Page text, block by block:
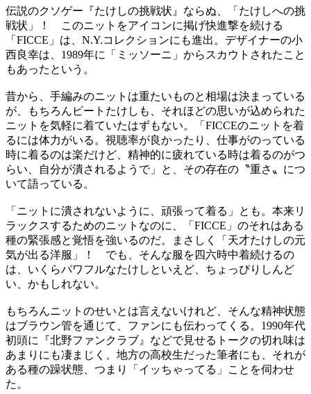
伝説のクソゲー『たけしの挑戦状』ならぬ、「たけしへの挑
戦状」！ このニットをアイコンに掲げ快進撃を続ける
「FICCE」は、N.Y.コレクションにも進出。デザイナーの小
西良幸は、1989年に「ミッソーニ」からスカウトされたこと
もあったという。
昔から、手編みのニットは重たいものと相場は決まっている
が、もちろんビートたけしも、それほどの思いが込められた
ニットを気軽に着ていたはずもない。「FICCEのニットを着
るには体力がいる。視聴率が良かったり、仕事がのっている
時に着るのは楽だけど、精神的に疲れている時は着るのがつ
らい、自分が潰されるようで」と、その存在の〝重さ〟につ
いて語っている。
「ニットに潰されないように、頑張って着る」とも。本来リ
ラックスするためのニットなのに、「FICCE」のそれはある
種の緊張感と覚悟を強いるのだ。まさしく「天才たけしの元
気が出る洋服」！ でも、そんな服を四六時中着続けるの
は、いくらパワフルなたけしといえど、ちょっぴりしんど
い、かもしれない。
もちろんニットのせいとは言えないけれど、そんな精神状態
はブラウン管を通じて、ファンにも伝わってくる。1990年代
初頭に『北野ファンクラブ』などで見せるトークの切れ味は
あまりにも凄まじく、地方の高校生だった筆者にも、それが
ある種の躁状態、つまり「イッちゃってる」ことを伺わせ
た。